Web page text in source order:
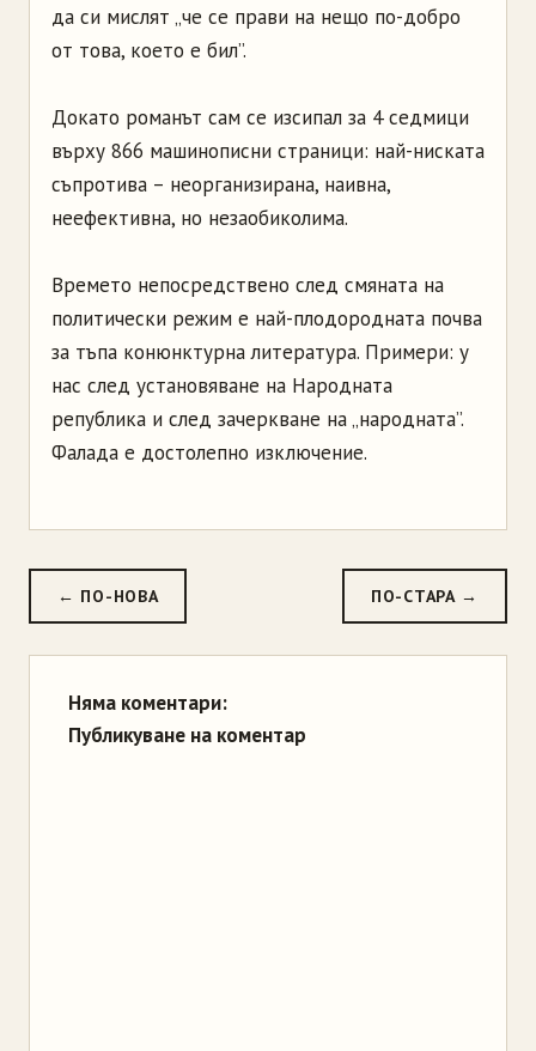
да си мислят „че се прави на нещо по-добро
от това, което е бил”.
Докато романът сам се изсипал за 4 седмици
върху 866 машинописни страници: най-ниската
съпротива – неорганизирана, наивна,
неефективна, но незаобиколима.
Времето непосредствено след смяната на
политически режим е най-плодородната почва
за тъпа конюнктурна литература. Примери: у
нас след установяване на Народната
република и след зачеркване на „народната”.
Фалада е достолепно изключение.
← ПО-НОВА ПО-СТАРА →
Няма коментари:
Публикуване на коментар